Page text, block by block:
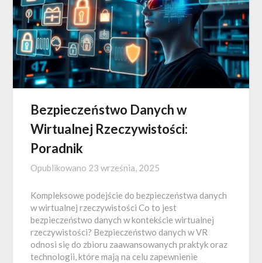
Bezpieczeństwo Danych w
Wirtualnej Rzeczywistości:
Poradnik
Opublikowano 23 września, 2025
Kompleksowe podejście do bezpieczeństwa danych
w wirtualnej rzeczywistości Co to jest
bezpieczeństwo danych w kontekście wirtualnej
rzeczywistości? Bezpieczeństwo danych w VR
odnosi się do zbioru zaawansowanych praktyk oraz
technologii, które mają na celu zapewnienie